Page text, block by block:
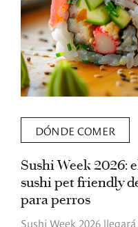
DÓNDE COMER
Sushi Week 2026:
sushi pet friendly
para perros
Sushi Week 2026